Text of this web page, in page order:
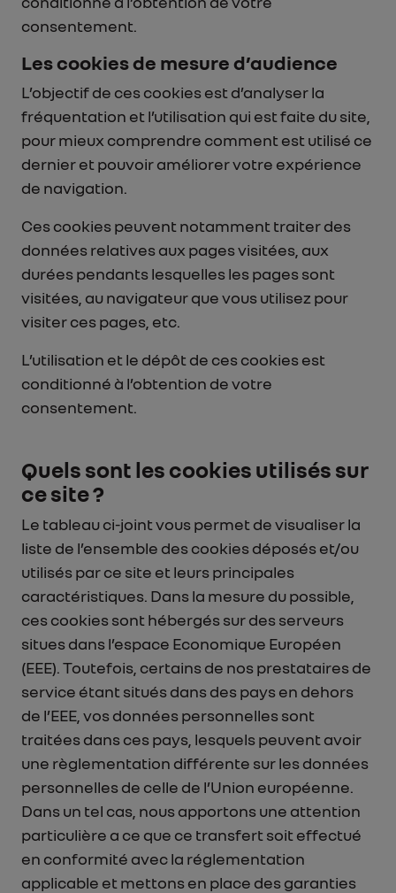
consentement.
Les cookies de mesure d’audience
L’objectif de ces cookies est d’analyser la
fréquentation et l’utilisation qui est faite du site,
pour mieux comprendre comment est utilisé ce
dernier et pouvoir améliorer votre expérience
de navigation.
Ces cookies peuvent notamment traiter des
données relatives aux pages visitées, aux
durées pendants lesquelles les pages sont
visitées, au navigateur que vous utilisez pour
visiter ces pages, etc.
L’utilisation et le dépôt de ces cookies est
conditionné à l’obtention de votre
consentement.
Quels sont les cookies utilisés sur
ce site ?
Le tableau ci-joint vous permet de visualiser la
liste de l’ensemble des cookies déposés et/ou
utilisés par ce site et leurs principales
caractéristiques. Dans la mesure du possible,
ces cookies sont hébergés sur des serveurs
situes dans l’espace Economique Européen
(EEE). Toutefois, certains de nos prestataires de
service étant situés dans des pays en dehors
de l’EEE, vos données personnelles sont
traitées dans ces pays, lesquels peuvent avoir
une règlementation différente sur les données
personnelles de celle de l’Union européenne.
Dans un tel cas, nous apportons une attention
particulière a ce que ce transfert soit effectué
en conformité avec la réglementation
applicable et mettons en place des garanties